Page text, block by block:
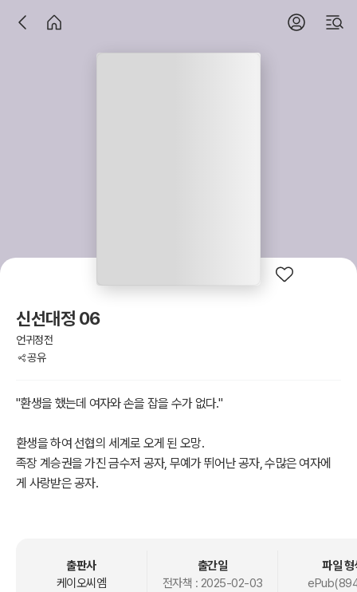
신선대정 06
언귀정전
공유
"환생을 했는데 여자와 손을 잡을 수가 없다."
환생을 하여 선협의 세계로 오게 된 오망.
족장 계승권을 가진 금수저 공자, 무예가 뛰어난 공자, 수많은 여자에
게 사랑받은 공자.
자유로운 연애로 청춘을 불태울 수 없는 오망.
출판사
케이오씨엠
출간일
전자책 : 2025-02-03
파일 형